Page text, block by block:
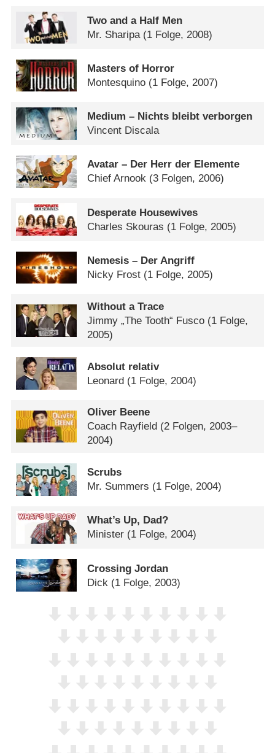
Two and a Half Men
Mr. Sharipa (1 Folge, 2008)
Masters of Horror
Montesquino (1 Folge, 2007)
Medium – Nichts bleibt verborgen
Vincent Discala
Avatar – Der Herr der Elemente
Chief Arnook (3 Folgen, 2006)
Desperate Housewives
Charles Skouras (1 Folge, 2005)
Nemesis – Der Angriff
Nicky Frost (1 Folge, 2005)
Without a Trace
Jimmy „The Tooth“ Fusco (1 Folge,
2005)
Absolut relativ
Leonard (1 Folge, 2004)
Oliver Beene
Coach Rayfield (2 Folgen, 2003–
2004)
Scrubs
Mr. Summers (1 Folge, 2004)
What’s Up, Dad?
Minister (1 Folge, 2004)
Crossing Jordan
Dick (1 Folge, 2003)